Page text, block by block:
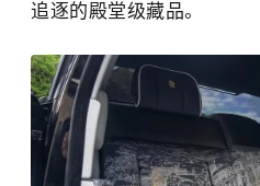
追逐的殿堂级藏品。